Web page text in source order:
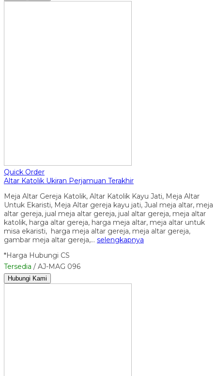
Quick Order
Altar Katolik Ukiran Perjamuan Terakhir
Meja Altar Gereja Katolik, Altar Katolik Kayu Jati, Meja Altar
Untuk Ekaristi, Meja Altar gereja kayu jati, Jual meja altar, meja
altar gereja, jual meja altar gereja, jual altar gereja, meja altar
katolik, harga altar gereja, harga meja altar, meja altar untuk
misa ekaristi, harga meja altar gereja, meja altar gereja,
gambar meja altar gereja,… selengkapnya
*Harga Hubungi CS
Tersedia / AJ-MAG 096
Hubungi Kami